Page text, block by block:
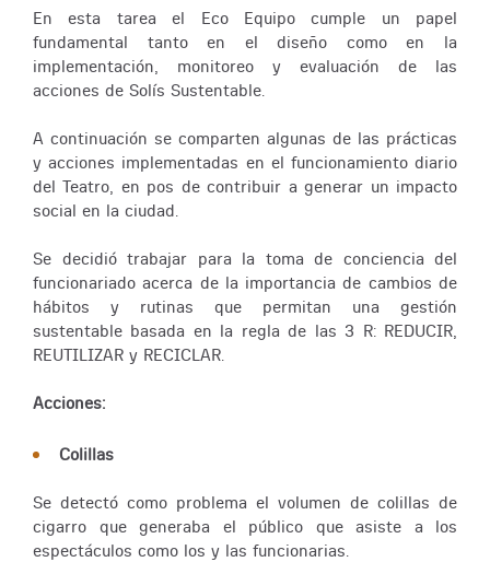
En esta tarea el Eco Equipo cumple un papel
fundamental tanto en el diseño como en la
implementación, monitoreo y evaluación de las
acciones de Solís Sustentable.
A continuación se comparten algunas de las prácticas
y acciones implementadas en el funcionamiento diario
del Teatro, en pos de contribuir a generar un impacto
social en la ciudad.
Se decidió trabajar para la toma de conciencia del
funcionariado acerca de la importancia de cambios de
hábitos y rutinas que permitan una gestión
sustentable basada en la regla de las 3 R: REDUCIR,
REUTILIZAR y RECICLAR.
Acciones:
Colillas
Se detectó como problema el volumen de colillas de
cigarro que generaba el público que asiste a los
espectáculos como los y las funcionarias.